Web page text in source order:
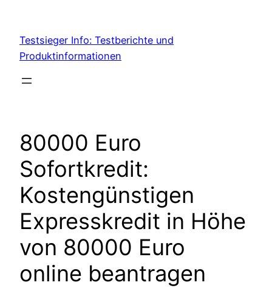
content
Testsieger Info: Testberichte und
Produktinformationen
80000 Euro
Sofortkredit:
Kostengünstigen
Expresskredit in Höhe
von 80000 Euro
online beantragen